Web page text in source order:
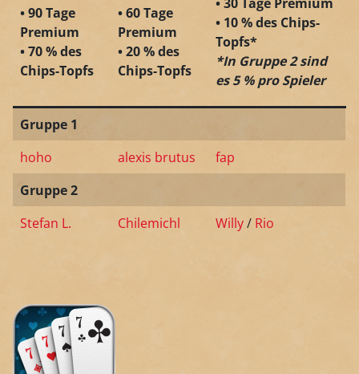
• 90 Tage
Premium
• 70 % des
Chips-Topfs
• 60 Tage
Premium
• 20 % des
Chips-Topfs
• 10 % des Chips-
Topfs*
*In Gruppe 2 sind
es 5 % pro Spieler
Gruppe 1
hoho
alexis brutus
fap
Gruppe 2
Stefan L.
Chilemichl Willy/ Rio